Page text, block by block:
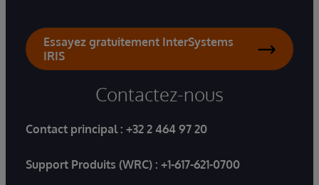
Essayez gratuitement InterSystems
IRIS
Contactez-nous
Contact principal : +32 2 464 97 20
Support Produits (WRC) : +1-617-621-0700